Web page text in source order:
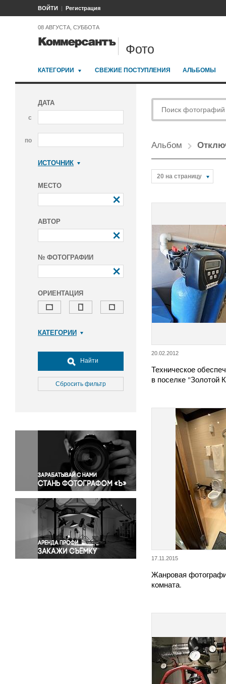
ВОЙТИ Регистрация
08 АВГУСТА, СУББОТА
Фото
КАТЕГОРИИ СВЕЖИЕ ПОСТУПЛЕНИЯ АЛЬБОМЫ
ДАТА
с
по
ИСТОЧНИК
МЕСТО
АВТОР
№ ФОТОГРАФИИ
ОРИЕНТАЦИЯ
КАТЕГОРИИ
Досуг, туризм и отдых
Культура
Медицина
Окружающая среда
Политика
Правосудие
Происшествия и конфликты
Религия
Светская жизнь
Спорт
Экология
Экономика и бизнес
Найти
Сбросить фильтр
Альбом
20 на страницу
20.02.2012
Техническое
в поселке "Золотой
17.11.2015
Жанровая
комната.